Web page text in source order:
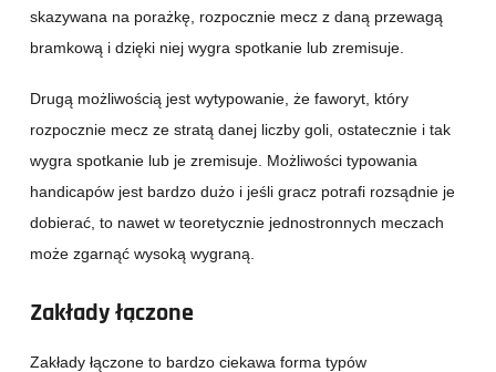
skazywana na porażkę, rozpocznie mecz z daną przewagą
bramkową i dzięki niej wygra spotkanie lub zremisuje.
Drugą możliwością jest wytypowanie, że faworyt, który
rozpocznie mecz ze stratą danej liczby goli, ostatecznie i tak
wygra spotkanie lub je zremisuje. Możliwości typowania
handicapów jest bardzo dużo i jeśli gracz potrafi rozsądnie je
dobierać, to nawet w teoretycznie jednostronnych meczach
może zgarnąć wysoką wygraną.
Zakłady łączone
Zakłady łączone to bardzo ciekawa forma typów